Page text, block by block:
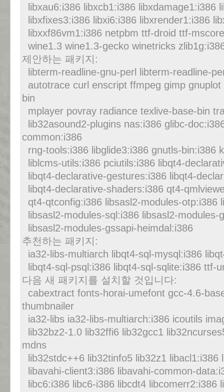
libxau6:i386 libxcb1:i386 libxdamage1:i386
libxfixes3:i386 libxi6:i386 libxrender1:i386
libxxf86vm1:i386 netpbm ttf-droid ttf-
wine1.3 wine1.3-gecko winetricks
제안하는 패키지:
libterm-readline-gnu-perl libterm-readline-
autotrace curl enscript ffmpeg gimp
bin
mplayer povray radiance texlive-base-bin
lib32asound2-plugins nas:i386 glibc-
common:i386
rng-tools:i386 libglide3:i386 gnutls-bin:i386
liblcms-utils:i386 pciutils:i386 libqt4-
libqt4-declarative-gestures:i386 libqt4-
libqt4-declarative-shaders:i386 qt4-
qt4-qtconfig:i386 libsasl2-modules-otp:i386
libsasl2-modules-sql:i386 libsasl2-modules-
libsasl2-modules-gssapi-heimdal:i386
추천하는 패키지:
ia32-libs-multiarch libqt4-sql-mysql:i386
libqt4-sql-psql:i386 libqt4-sql-sqlite:i386 ttf-
다음 새 패키지를 설치할 것입니다:
cabextract fonts-horai-umefont gcc-4.6-
thumbnailer
ia32-libs ia32-libs-multiarch:i386 icoutils
lib32bz2-1.0 lib32ffi6 lib32gcc1
mdns
lib32stdc++6 lib32tinfo5 lib32z1 libacl1:i386
libavahi-client3:i386 libavahi-common-
libc6:i386 libc6-i386 libcdt4 libcomerr2:i386